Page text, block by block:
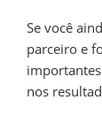
Se você
parceiro e
nos